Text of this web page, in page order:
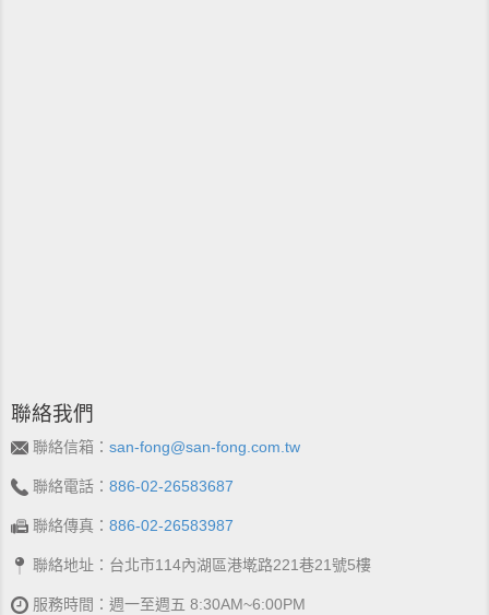
聯絡我們
聯絡信箱： san-fong@san-fong.com.tw
聯絡電話： 886-02-26583687
聯絡傳真： 886-02-26583987
聯絡地址：台北市114內湖區港墘路221巷21號5樓
服務時間：週一至週五 8:30AM~6:00PM